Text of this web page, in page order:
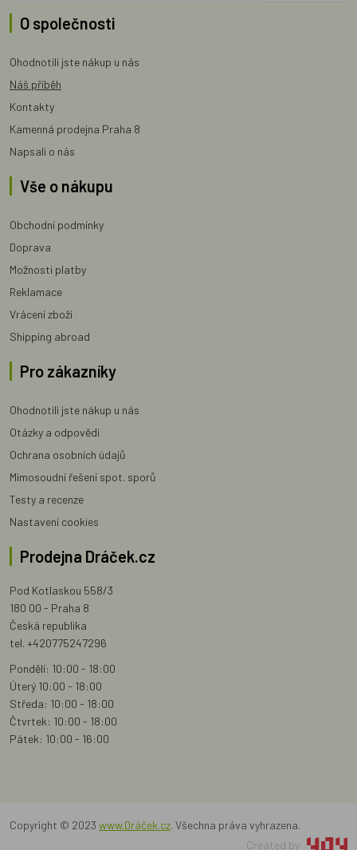
O společnosti
Ohodnotili jste nákup u nás
Náš příběh
Kontakty
Kamenná prodejna Praha 8
Napsali o nás
Vše o nákupu
Obchodní podmínky
Doprava
Možnosti platby
Reklamace
Vrácení zboží
Shipping abroad
Pro zákazníky
Ohodnotili jste nákup u nás
Otázky a odpovědi
Ochrana osobních údajů
Mimosoudní řešení spot. sporů
Testy a recenze
Nastavení cookies
Prodejna Dráček.cz
Pod Kotlaskou 558/3
180 00 - Praha 8
Česká republika
tel. +420775247296
Pondělí: 10:00 - 18:00
Úterý 10:00 - 18:00
Středa: 10:00 - 18:00
Čtvrtek: 10:00 - 18:00
Pátek: 10:00 - 16:00
Copyright © 2023 www.Dráček.cz. Všechna práva vyhrazena.
Created by